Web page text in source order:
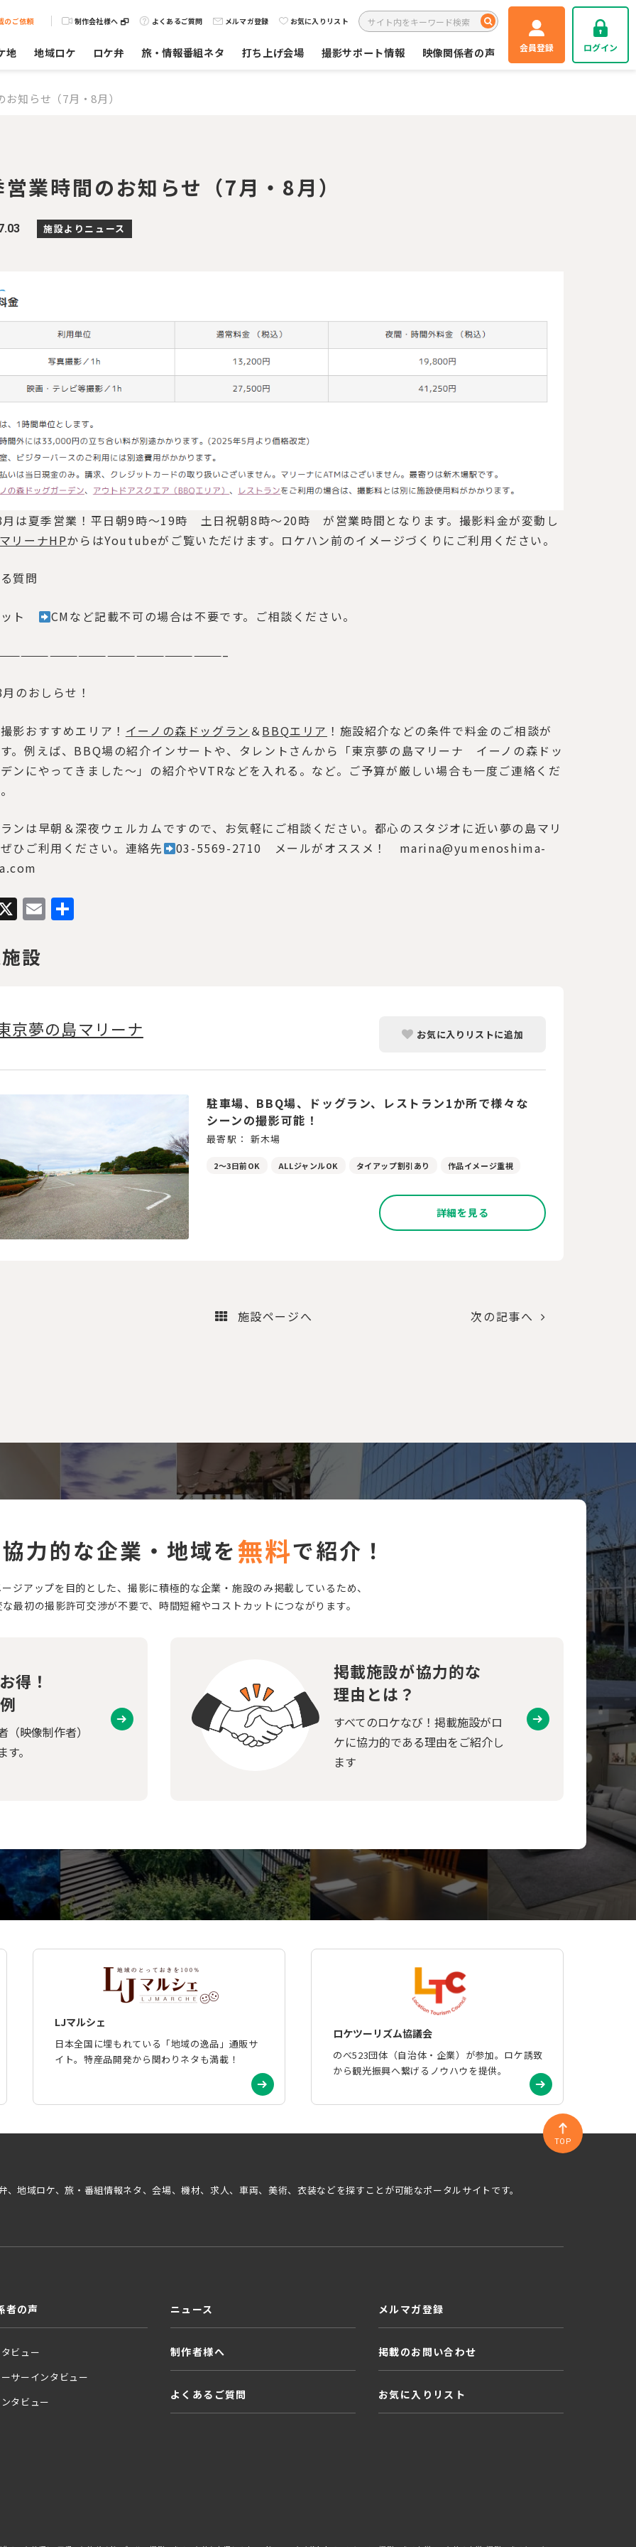
のご依頼 制作会社様へ よくあるご質問 メルマガ登録 お気に入りリスト
地 地域ロケ ロケ弁 旅・情報番組ネタ 打ち上げ会場 撮影サポート情報 映像関係者の声 会員登録 ログイン
知らせ（7月・8月）
業時間のお知らせ（7月・8月）
施設よりニュース
は夏季営業！平日朝9時～19時 土日祝朝8時～20時 が営業時間となります。撮影料金が変動し
リーナHPからはYoutubeがご覧いただけます。ロケハン前のイメージづくりにご利用ください。
質問
ト CMなど記載不可の場合は不要です。ご相談ください。
のおしらせ！
影おすすめエリア！ イーノの森ドッグラン ＆ BBQエリア ！施設紹介などの条件で料金のご相談が
。例えば、BBQ場の紹介インサートや、タレントさんから「東京夢の島マリーナ イーノの森ドッ
ンにやってきました～」の紹介やVTRなどを入れる。など。 ご予算が厳しい場合も一度ご連絡くだ
ンは早朝＆深夜ウェルカムですので、お気軽にご相談ください。都心のスタジオに近い夢の島マリ
ひご利用ください。連絡先
03-5569-2710 メールがオススメ！ marina@yumenoshima-
X Email
設
京夢の島マリーナ お気に入りリストに追加
駐車場、BBQ場、ドッグラン、レストラン1か所で様々な
シーンの撮影可能！
最寄駅： 新木場
2～3日前OK ALLジャンルOK タイアップ割引あり 作品イメージ重視
詳細を見る
施設ページへ 次の記事へ
力的な企業・地域を無料で紹介！
ジアップを目的とした、撮影に積極的な企業・施設のみ掲載しているため、
最初の撮影許可交渉が不要で、時間短縮やコストカットにつながります。
得！
映像制作者）
。
掲載施設が協力的な
理由とは？
すべてのロケなび！掲載施設がロ
ケに協力的である理由をご紹介し
ます
LJマルシェ
日本全国に埋もれている「地域の逸品」通販サ
イト。特産品開発から関わりネタも満載！
ロケツーリズム協議会
のべ523団体（自治体・企業）が参加。ロケ誘致
から観光振興へ繋げるノウハウを提供。
TOP
、地域ロケ、旅・番組情報ネタ、会場、機材、求人、車両、美術、衣装などを探すことが可能なポータルサイトです。
者の声
ビュー
サーインタビュー
タビュー
ニュース
制作者様へ
よくあるご質問
メルマガ登録
掲載のお問い合わせ
お気に入りリスト